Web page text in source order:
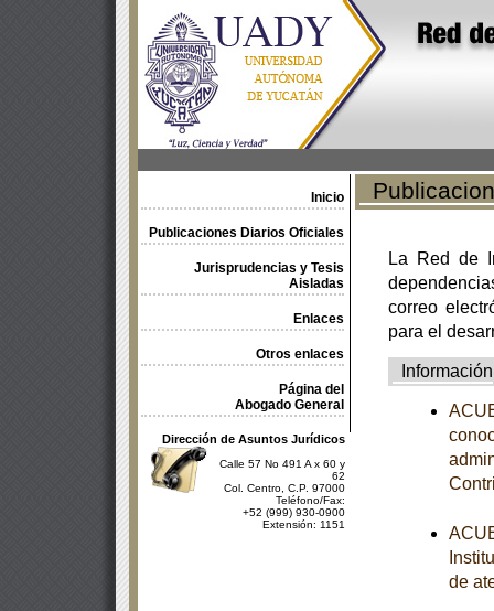
Inicio
Publicaciones Diarios Oficiales
Jurisprudencias y Tesis
Aisladas
Enlaces
Otros enlaces
Página del
Abogado General
Dirección de Asuntos Jurídicos
Calle 57 No 491 A x 60 y
62
Col. Centro, C.P. 97000
Teléfono/Fax:
+52 (999) 930-0900
Extensión: 1151
La Red de
correo
para el
Información
de